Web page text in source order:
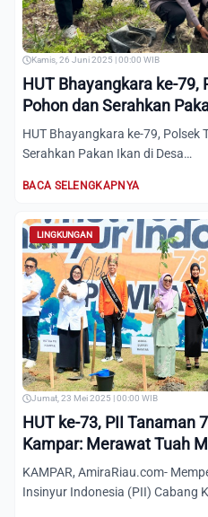
Kamis, 26 Juni 2025 | 00:00 WIB
HUT Bhayangkara ke-79,
Pohon dan Serahkan
HUT Bhayangkara ke-79, Polsek
Serahkan Pakan Ikan di Desa
BACA SELENGKAPNYA
LINGKUNGAN
Jumat, 23 Mei 2025 | 00:00 WIB
HUT ke-73, PII Tanaman
Kampar: Merawat Tuah
KAMPAR, AmiraRiau.com-
Insinyur Indonesia (PII) Cabang